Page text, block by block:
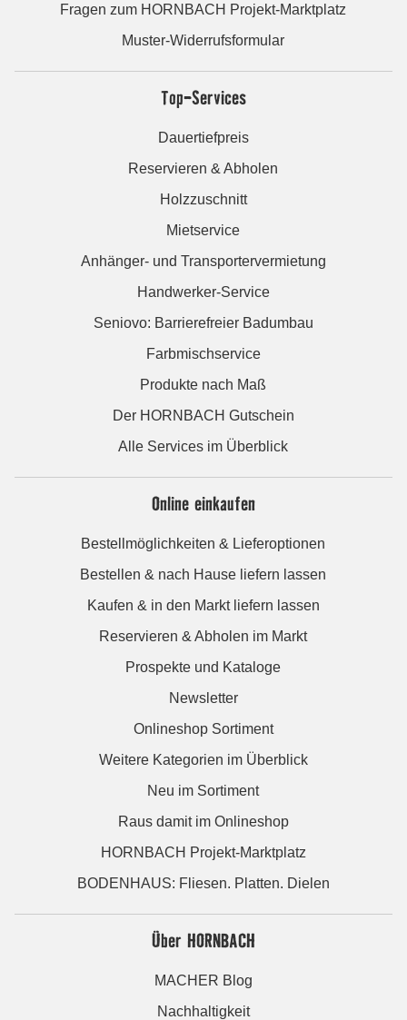
Fragen zum HORNBACH Projekt-Marktplatz
Muster-Widerrufsformular
Top-Services
Dauertiefpreis
Reservieren & Abholen
Holzzuschnitt
Mietservice
Anhänger- und Transportervermietung
Handwerker-Service
Seniovo: Barrierefreier Badumbau
Farbmischservice
Produkte nach Maß
Der HORNBACH Gutschein
Alle Services im Überblick
Online einkaufen
Bestellmöglichkeiten & Lieferoptionen
Bestellen & nach Hause liefern lassen
Kaufen & in den Markt liefern lassen
Reservieren & Abholen im Markt
Prospekte und Kataloge
Newsletter
Onlineshop Sortiment
Weitere Kategorien im Überblick
Neu im Sortiment
Raus damit im Onlineshop
HORNBACH Projekt-Marktplatz
BODENHAUS: Fliesen. Platten. Dielen
Über HORNBACH
MACHER Blog
Nachhaltigkeit